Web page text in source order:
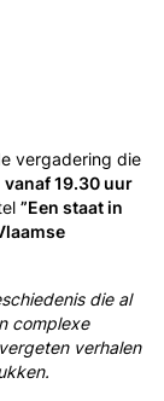
vergadering die
vanaf 19.30 uur
”Een staat in
die al
complexe
verhalen